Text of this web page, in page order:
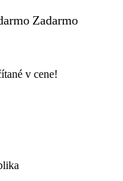
Zadarmo
v cene!